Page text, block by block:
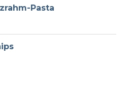
Pasta